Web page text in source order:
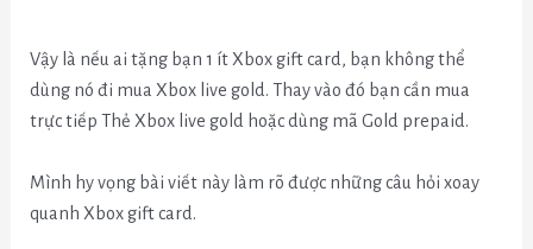
Vậy là nếu ai tặng bạn 1 ít Xbox gift card, bạn không thể
dùng nó đi mua Xbox live gold. Thay vào đó bạn cần mua
trực tiếp Thẻ Xbox live gold hoặc dùng mã Gold prepaid.
Mình hy vọng bài viết này làm rõ được những câu hỏi xoay
quanh Xbox gift card.